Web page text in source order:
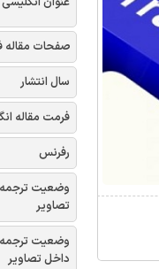
صفحات مقاله
سال انتشار
فرمت مقاله
رفرنس
وضعیت ترجمه
تصاویر
وضعیت
داخل تصاویر